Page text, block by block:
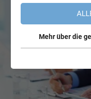
Mehr über die